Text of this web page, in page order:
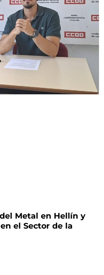
Metal en Hellín y
el Sector de la